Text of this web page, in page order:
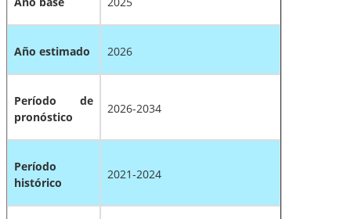
Año estimado 2026
Período de
pronóstico
2026-2034
Período
histórico
2021-2024